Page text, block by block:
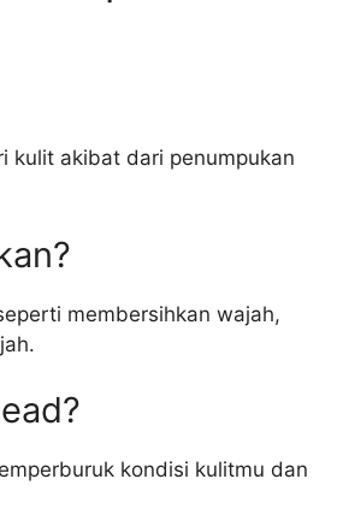
kulit akibat dari penumpukan
membersihkan wajah,
kondisi kulitmu dan